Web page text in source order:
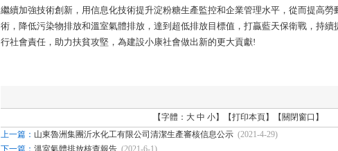
繼續加強技術創新，用信息化技術提升淀粉糖生產監控和企業管理水平，從而提高
術，降低污染物排放和溫室氣體排放，達到超低排放目標值，打贏藍天保衛戰，持
行社會責任，助力扶貧攻堅，為建設小康社會做出新的更大貢獻!
【字體： 大 中 小】【打印本頁】【 關閉窗口 】
上一篇： 山東魯洲集團沂水化工有限公司清潔生產審核信息公示 (2021-4-29)
下一篇： 溫室氣體排放核查報告 (2021-6-1)